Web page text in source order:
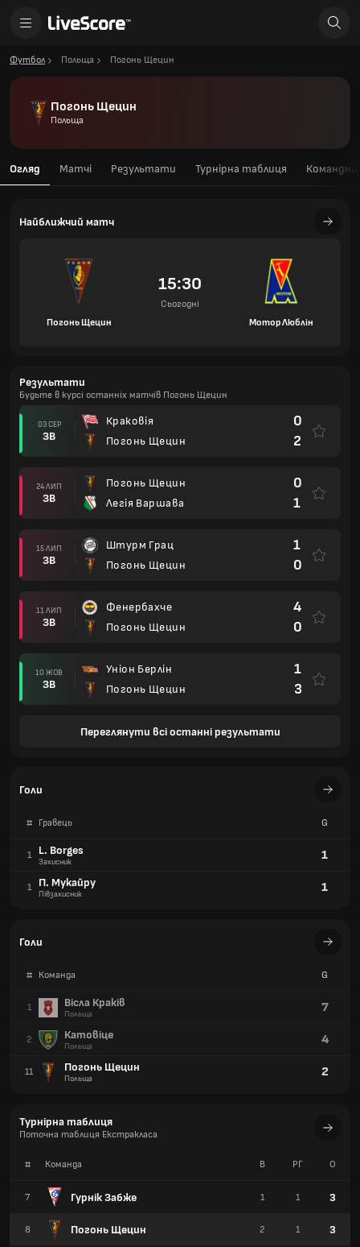
Футбол Польща Погонь Щецин
Погонь Щецин
Польща
Огляд Матчі Результати Турнірна таблиця
Найближчий матч
Погонь Щецин
15:30
Сьогодні
Мотор Люблін
Результати
Будьте в курсі останніх матчів Погонь Щецин
03 СЕР
ЗВ
Краковія
Погонь Щецин
0
2
24 ЛИП
ЗВ
Погонь Щецин
Легія Варшава
0
1
15 ЛИП
ЗВ
Штурм Грац
Погонь Щецин
1
0
11 ЛИП
ЗВ
Фенербахче
Погонь Щецин
4
0
10 ЖОВ
ЗВ
Уніон Берлін
Погонь Щецин
1
3
Переглянути всі останні результати
Голи
# Гравець G
1 L. Borges
Захисник 1
1 П. Мукайру
Півзахисник 1
Голи
# Команда G
1 Вісла Краків
Польща 7
2 Катовіце
Польща 4
11 Погонь Щецин
Польща 2
Турнірна таблиця
Поточна таблиця Екстракласа
# Команда
7 Гурнік Забже
8 Погонь Щецин
В РГ О
1 1 3
2 1 3